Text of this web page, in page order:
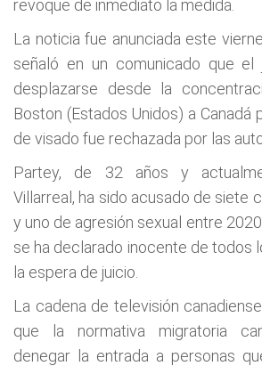
revoque de inmediato la medida.
La noticia fue anunciada este
señaló en un comunicado que el
desplazarse desde la
Boston (Estados Unidos) a Canadá
de visado fue rechazada por las
Partey, de 32 años y
Villarreal, ha sido acusado de siete
y uno de agresión sexual entre
se ha declarado inocente de todos
la espera de juicio.
La cadena de televisión
que la normativa migratoria
denegar la entrada a personas